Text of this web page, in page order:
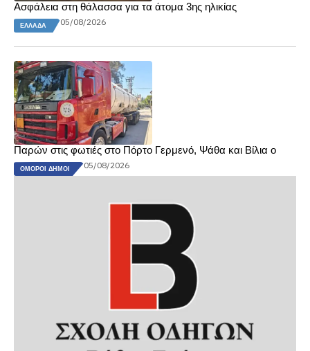
Ασφάλεια στη θάλασσα για τα άτομα 3ης ηλικίας
ΕΛΛΆΔΑ 05/08/2026
Παρών στις φωτιές στο Πόρτο Γερμενό, Ψάθα και Βίλια ο
ΌΜΟΡΟΙ ΔΉΜΟΙ 05/08/2026